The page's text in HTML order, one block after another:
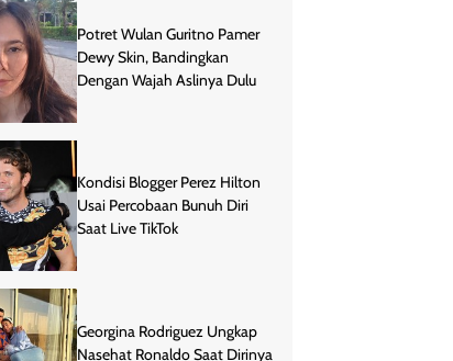
Potret Wulan Guritno Pamer
Dewy Skin, Bandingkan
Dengan Wajah Aslinya Dulu
Kondisi Blogger Perez Hilton
Usai Percobaan Bunuh Diri
Saat Live TikTok
Georgina Rodriguez Ungkap
Nasehat Ronaldo Saat Dirinya